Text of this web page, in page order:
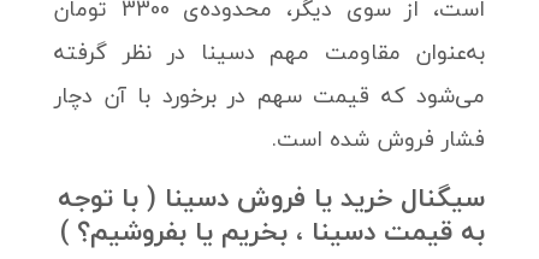
است، از سوی دیگر، محدوده‌ی 3300 تومان
به‌عنوان مقاومت مهم دسینا در نظر گرفته
می‌شود که قیمت سهم در برخورد با آن دچار
فشار فروش شده است.
سیگنال خرید یا فروش دسینا ( با توجه
به قیمت دسینا ، بخریم یا بفروشیم؟ )